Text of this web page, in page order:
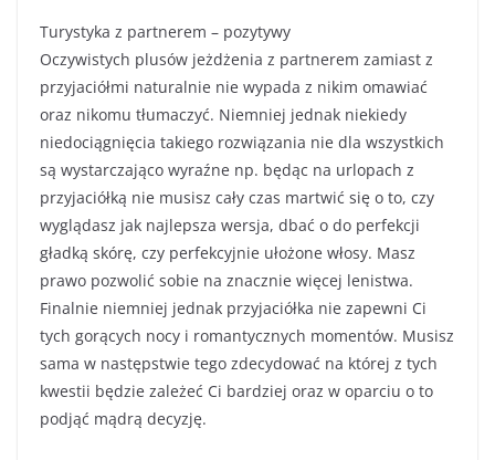
Turystyka z partnerem – pozytywy
Oczywistych plusów jeżdżenia z partnerem zamiast z
przyjaciółmi naturalnie nie wypada z nikim omawiać
oraz nikomu tłumaczyć. Niemniej jednak niekiedy
niedociągnięcia takiego rozwiązania nie dla wszystkich
są wystarczająco wyraźne np. będąc na urlopach z
przyjaciółką nie musisz cały czas martwić się o to, czy
wyglądasz jak najlepsza wersja, dbać o do perfekcji
gładką skórę, czy perfekcyjnie ułożone włosy. Masz
prawo pozwolić sobie na znacznie więcej lenistwa.
Finalnie niemniej jednak przyjaciółka nie zapewni Ci
tych gorących nocy i romantycznych momentów. Musisz
sama w następstwie tego zdecydować na której z tych
kwestii będzie zależeć Ci bardziej oraz w oparciu o to
podjąć mądrą decyzję.